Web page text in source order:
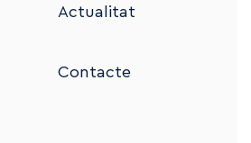
Actualitat
Contacte